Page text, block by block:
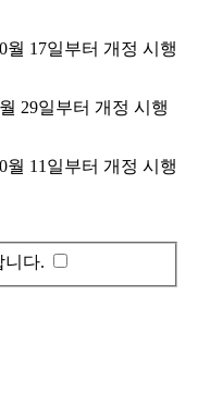
월 17일부터 개정 시행
29일부터 개정 시행
월 11일부터 개정 시행
니다.